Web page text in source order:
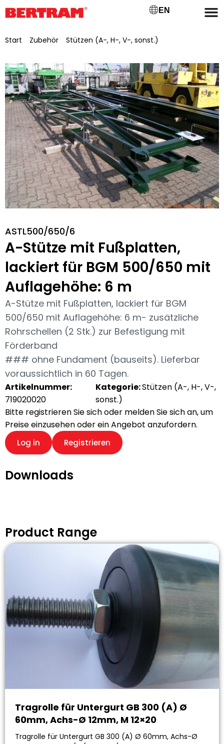
EN
Start Zubehör Stützen (A-, H-, V-, sonst.)
ASTL500/650/6
A-Stütze mit Fußplatten,
lackiert für BGM 500/650 mit
Auflagehöhe: 6 m
A-Stütze mit Fußplatten, lackiert für BGM
500/650 mit Auflagehöhe: 6 m- zusätzliche
Rohrschellen (2 Stk.) zur Befestigung mit
Förderband
### ohne Fundament (bauseits). Lieferbar
voraussichtlich in 60 Tagen.
Artikelnummer:
719020020
Kategorie:Stützen (A-, H-, V-,
sonst.)
Bitte registrieren Sie sich oder melden Sie sich an, um
Preise einzusehen oder ein Angebot anzufordern.
Log in Registrieren
Downloads
Product Range
Tragrolle für Untergurt GB 300 (A) Ø
60mm, Achs-Ø 12mm, M 12×20
Tragrolle für Untergurt GB 300 (A) Ø 60mm, Achs-Ø